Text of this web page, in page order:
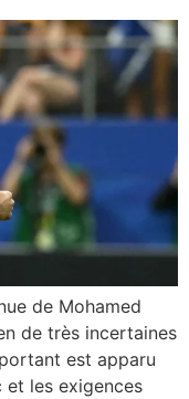
de Mohamed
de très incertaines
est apparu
les exigences